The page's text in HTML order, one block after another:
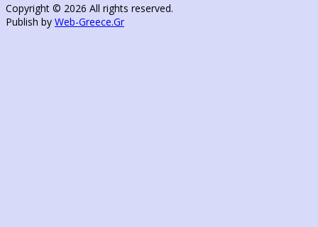
Copyright © 2026 All rights reserved.
Publish by Web-Greece.Gr